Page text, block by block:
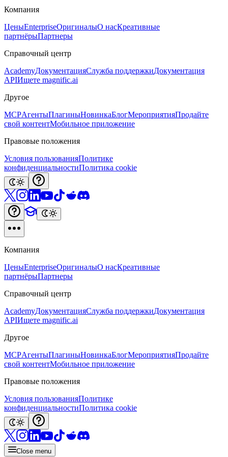
Компания
ЦеныEnterpriseОригиналыО насКреативные
партнёрыПартнеры
Справочный центр
AcademyДокументацияСлужба поддержкиДокументация
APIИщете magnific.ai
Другое
MCPАгентыПлагиныНовинкаБлогМероприятияПродайте
свой контентМобильное приложение
Правовые положения
Условия пользованияПолитике
конфиденциальностиПолитика cookie
Компания
ЦеныEnterpriseОригиналыО насКреативные
партнёрыПартнеры
Справочный центр
AcademyДокументацияСлужба поддержкиДокументация
APIИщете magnific.ai
Другое
MCPАгентыПлагиныНовинкаБлогМероприятияПродайте
свой контентМобильное приложение
Правовые положения
Условия пользованияПолитике
конфиденциальностиПолитика cookie
Close menu